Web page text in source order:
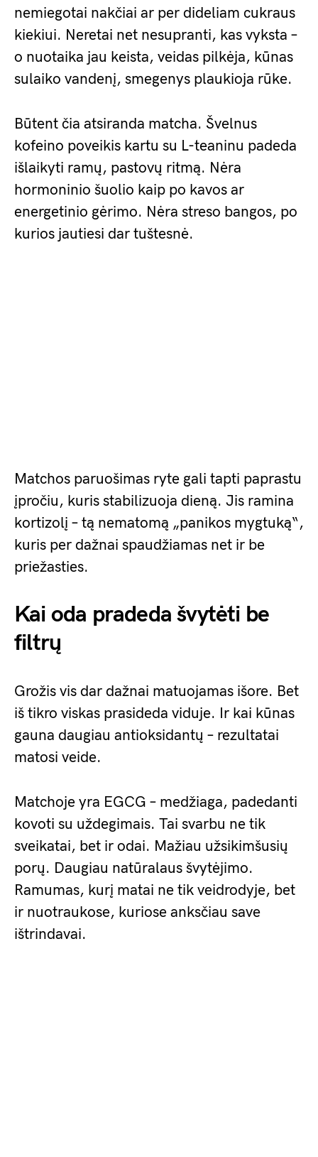
nemiegotai nakčiai ar per dideliam cukraus
kiekiui. Neretai net nesupranti, kas vyksta –
o nuotaika jau keista, veidas pilkėja, kūnas
sulaiko vandenį, smegenys plaukioja rūke.
Būtent čia atsiranda matcha. Švelnus
kofeino poveikis kartu su L-teaninu padeda
išlaikyti ramų, pastovų ritmą. Nėra
hormoninio šuolio kaip po kavos ar
energetinio gėrimo. Nėra streso bangos, po
kurios jautiesi dar tuštesnė.
Matchos paruošimas ryte gali tapti paprastu
įpročiu, kuris stabilizuoja dieną. Jis ramina
kortizolį – tą nematomą „panikos mygtuką“,
kuris per dažnai spaudžiamas net ir be
priežasties.
Kai oda pradeda švytėti be
filtrų
Grožis vis dar dažnai matuojamas išore. Bet
iš tikro viskas prasideda viduje. Ir kai kūnas
gauna daugiau antioksidantų – rezultatai
matosi veide.
Matchoje yra EGCG – medžiaga, padedanti
kovoti su uždegimais. Tai svarbu ne tik
sveikatai, bet ir odai. Mažiau užsikimšusių
porų. Daugiau natūralaus švytėjimo.
Ramumas, kurį matai ne tik veidrodyje, bet
ir nuotraukose, kuriose anksčiau save
ištrindavai.